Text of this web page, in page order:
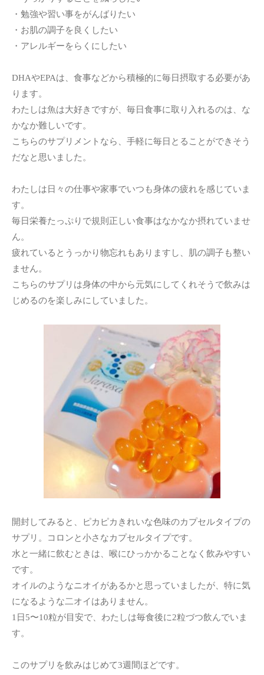
・勉強や習い事をがんばりたい
・お肌の調子を良くしたい
・アレルギーをらくにしたい
DHAやEPAは、食事などから積極的に毎日摂取する必要があ
ります。
わたしは魚は大好きですが、毎日食事に取り入れるのは、な
かなか難しいです。
こちらのサプリメントなら、手軽に毎日とることができそう
だなと思いました。
わたしは日々の仕事や家事でいつも身体の疲れを感じていま
す。
毎日栄養たっぷりで規則正しい食事はなかなか摂れていませ
ん。
疲れているとうっかり物忘れもありますし、肌の調子も整い
ません。
こちらのサプリは身体の中から元気にしてくれそうで飲みは
じめるのを楽しみにしていました。
開封してみると、ピカピカきれいな色味のカプセルタイプの
サプリ。コロンと小さなカプセルタイプです。
水と一緒に飲むときは、喉にひっかかることなく飲みやすい
です。
オイルのようなニオイがあるかと思っていましたが、特に気
になるような二オイはありません。
1日5〜10粒が目安で、わたしは毎食後に2粒づつ飲んでいま
す。
このサプリを飲みはじめて3週間ほどです。